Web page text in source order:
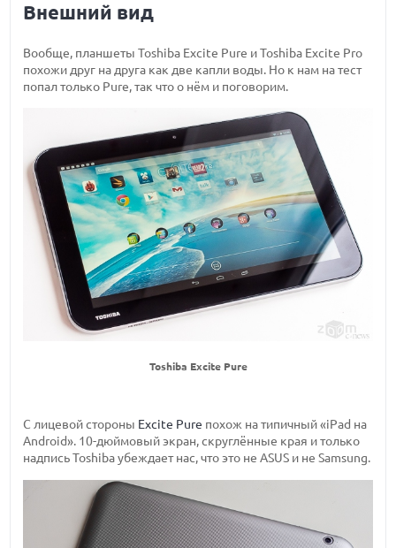
Внешний вид
Вообще, планшеты Toshiba Excite Pure и Toshiba Excite Pro
похожи друг на друга как две капли воды. Но к нам на тест
попал только Pure, так что о нём и поговорим.
Toshiba Excite Pure
С лицевой стороны Excite Pure похож на типичный «iPad на
Android». 10-дюймовый экран, скруглённые края и только
надпись Toshiba убеждает нас, что это не ASUS и не Samsung.